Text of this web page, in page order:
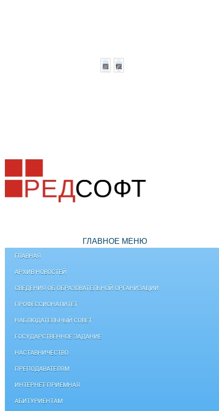
ГЛАВНОЕ МЕНЮ
ГЛАВНАЯ
АРХИВ НОВОСТЕЙ
СВЕДЕНИЯ ОБ ОБРАЗОВАТЕЛЬНОЙ ОРГАНИЗАЦИИ
ПРОФЕССИОНАЛИТЕТ
НАБЛЮДАТЕЛЬНЫЙ СОВЕТ
ГОСУДАРСТВЕННОЕ ЗАДАНИЕ
НАСТАВНИЧЕСТВО
ПРЕПОДАВАТЕЛЯМ
ИНТЕРНЕТ-ПРИЕМНАЯ
АБИТУРИЕНТАМ